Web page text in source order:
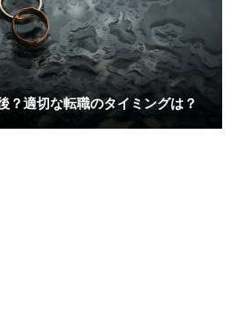
？適切な転職のタイミングは？